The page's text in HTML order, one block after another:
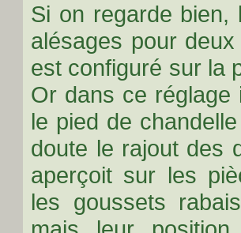
Si on regarde bien,
alésages pour
est configuré sur la
Or dans ce réglage
le pied de
doute le rajout des
aperçoit sur les
les goussets